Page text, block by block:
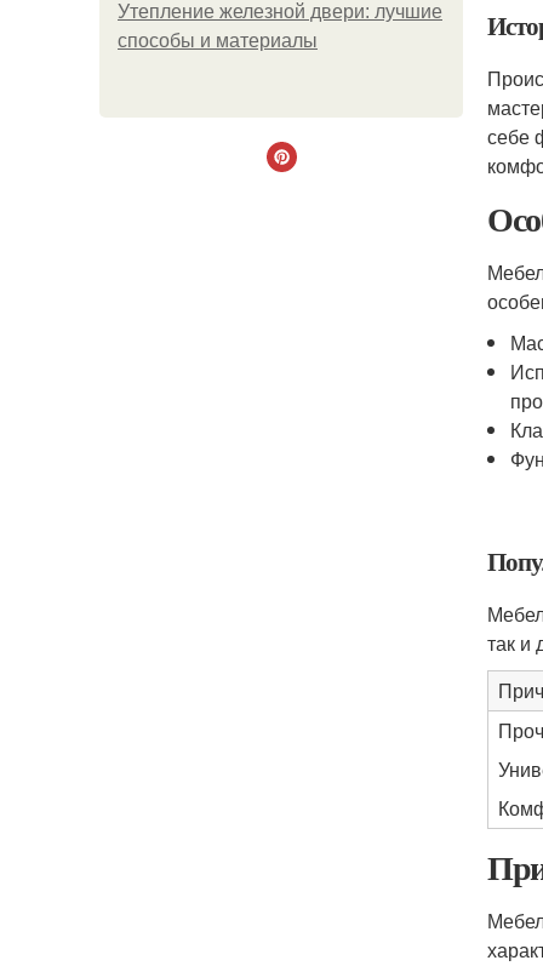
Утепление железной двери: лучшие
способы и материалы
себе
так и